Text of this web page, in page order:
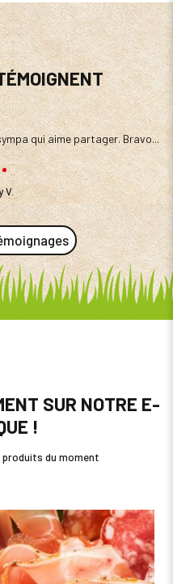
qui aime partager. Bravo...
V.
SUR NOTRE E-
!
du moment